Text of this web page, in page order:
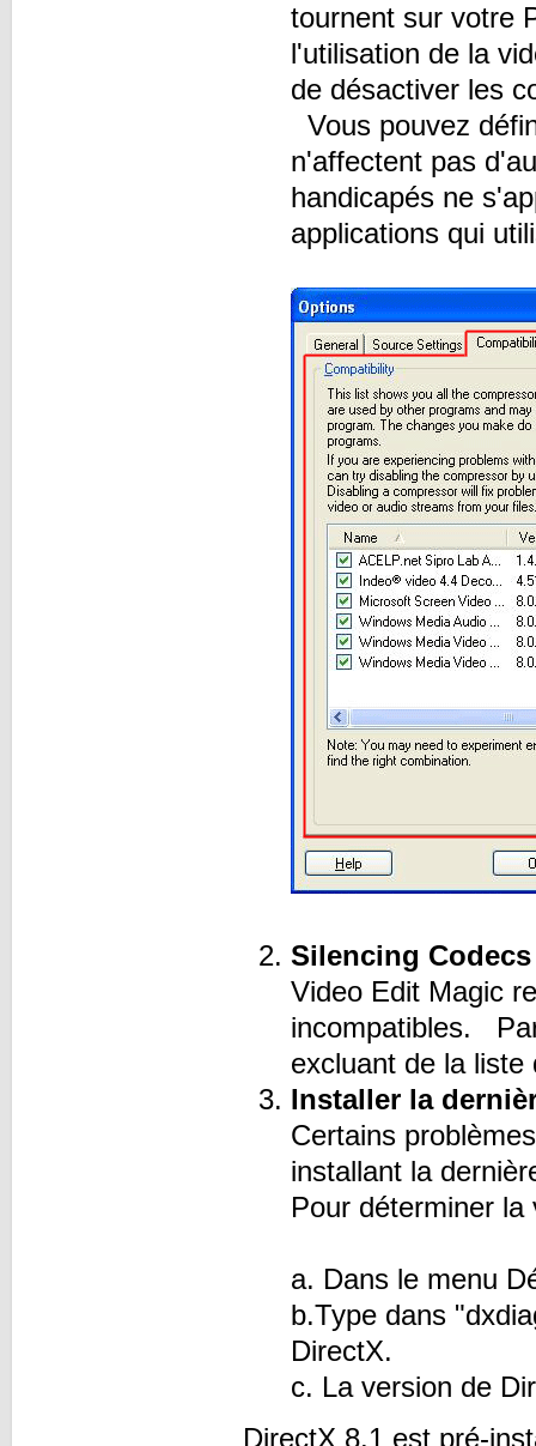
tournent sur votre
l'utilisation de la
de désactiver les
Vous pouvez
n'affectent pas
handicapés ne
applications qui
Silencing Codecs
Video Edit Magic
incompatibles.
excluant de la
Installer la
Certains
installant la
Pour déterminer
a. Dans le menu
b.Type dans
DirectX.
c. La version de
DirectX 8.1 est pré-